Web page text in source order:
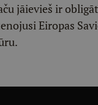
jāievieš ir
Eiropas